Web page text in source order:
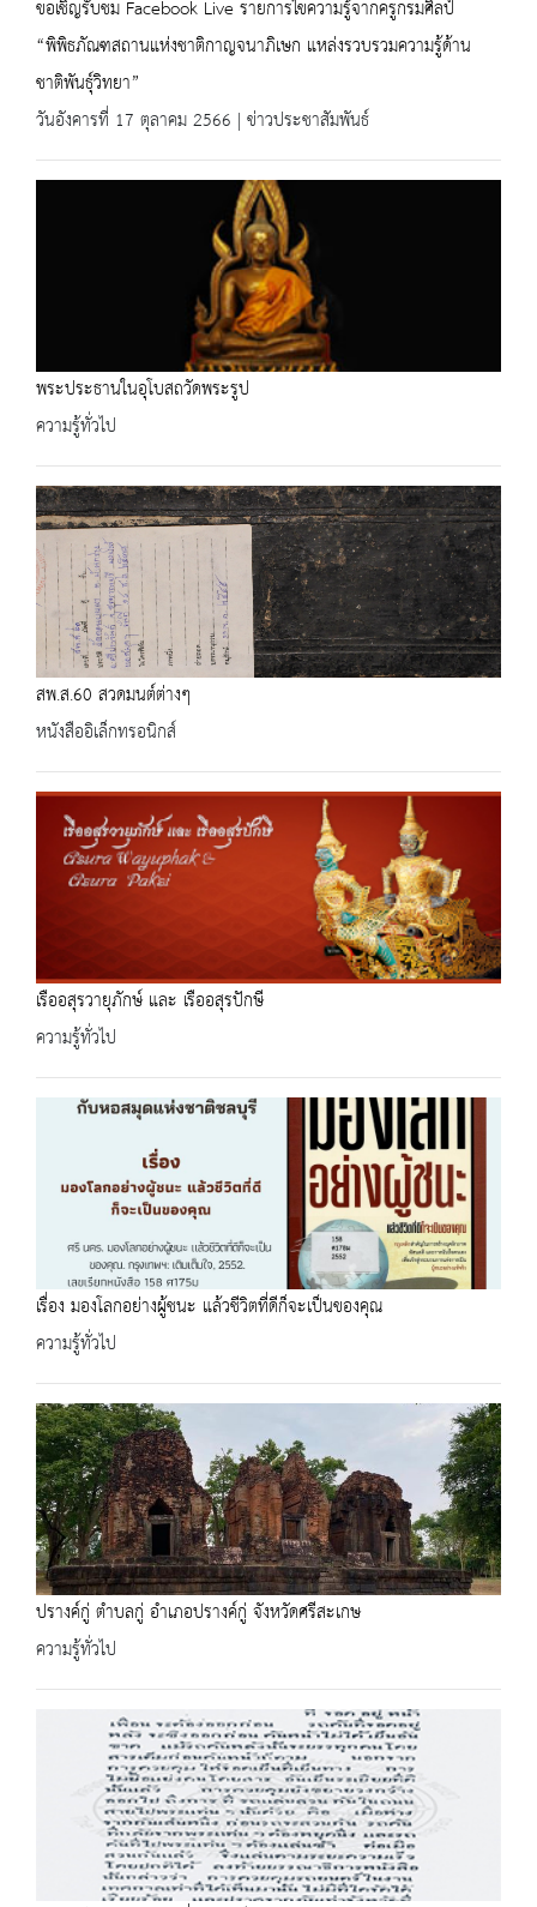
ขอเชิญรับชม Facebook Live รายการไขความรู้จากครูกรมศิลป์
“พิพิธภัณฑสถานแห่งชาติกาญจนาภิเษก แหล่งรวบรวมความรู้ด้าน
ชาติพันธุ์วิทยา”
วันอังคารที่ 17 ตุลาคม 2566 | ข่าวประชาสัมพันธ์
พระประธานในอุโบสถวัดพระรูป
ความรู้ทั่วไป
สพ.ส.60 สวดมนต์ต่างๆ
หนังสืออิเล็กทรอนิกส์
เรืออสุรวายุภักษ์ และ เรืออสุรปักษี
ความรู้ทั่วไป
เรื่อง มองโลกอย่างผู้ชนะ แล้วชีวิตที่ดีก็จะเป็นของคุณ
ความรู้ทั่วไป
ปรางค์กู่ ตำบลกู่ อำเภอปรางค์กู่ จังหวัดศรีสะเกษ
ความรู้ทั่วไป